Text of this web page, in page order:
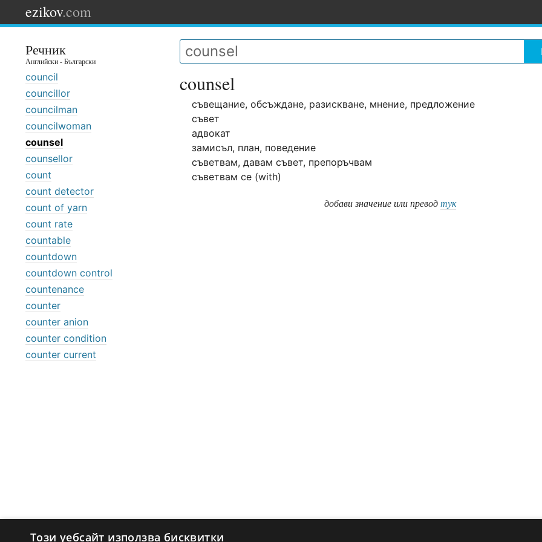
ezikov.com
Речник
Английски - Български
council
councillor
councilman
councilwoman
counsel
counsellor
count
count detector
count of yarn
count rate
countable
countdown
countdown control
countenance
counter
counter anion
counter condition
counter current
counsel
съвещание, обсъждане, разискване, мнение, предложение
съвет
адвокат
замисъл, план, поведение
съветвам, давам съвет, препоръчвам
съветвам се (with)
добави значение или преводтук
Този уебсайт използва бисквитки